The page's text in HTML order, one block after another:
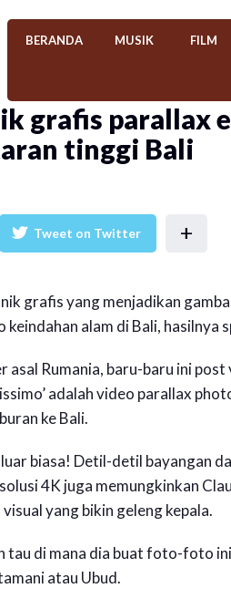
BERANDA MUSIK FILM
grafis parallax
tinggi Bali
Tweet on Twitter +
grafis yang menjadikan
alam di Bali, hasilnya
Rumania, baru-baru ini post
adalah video parallax
ke Bali.
biasa! Detil-detil bayangan
4K juga memungkinkan
yang bikin geleng kepala.
tau di mana dia buat foto-foto
atau Ubud.